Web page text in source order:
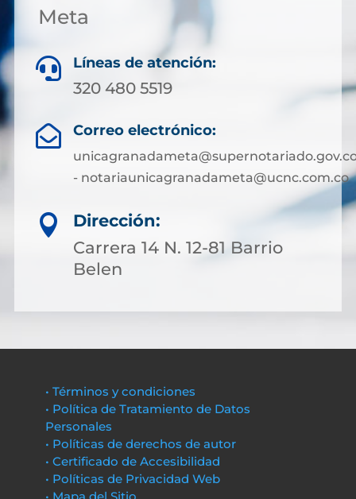
Meta
 Líneas de atención:
320 480 5519
 Correo electrónico:
- notariaunicagranadameta@ucnc.com.co

Dirección:
Carrera 14 N. 12-81 Barrio
Belen
• Términos y condiciones
• Política de Tratamiento de Datos
Personales
• Políticas de derechos de autor
• Certificado de Accesibilidad
• Políticas de Privacidad Web